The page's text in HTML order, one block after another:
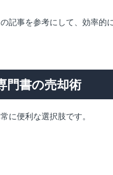
記事を参考にして、効率的
門書の売却術
に便利な選択肢です。